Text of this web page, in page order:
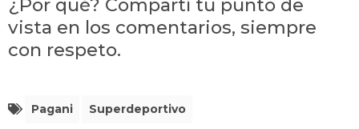
¿Por qué? Compartí tu punto de
vista en los comentarios, siempre
con respeto.
Pagani Superdeportivo